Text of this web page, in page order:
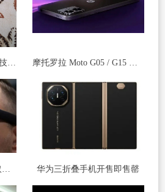
蓝宇数码：引领数码喷印技术，迈向上市新征程
华为三折叠手机开售即售罄